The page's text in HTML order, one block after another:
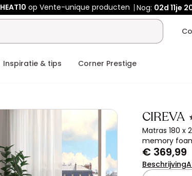
HEAT10 op Vente-unique producten Nog: 02d 11je
Inspiratie & tips Corner Prestige
CIREVA
Matras 180 x
memory
€ 369,99
Beschrijving